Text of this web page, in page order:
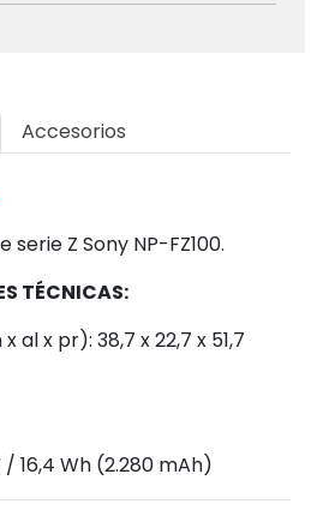
Accesorios
Z Sony NP-FZ100.
TÉCNICAS:
al x pr): 38,7 x 22,7 x 51,7
16,4 Wh (2.280 mAh)